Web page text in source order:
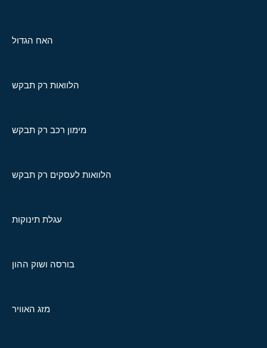
האח הגדול
הלוואות רק תבקש
מימון רכב רק תבקש
הלוואות לעסקים רק תבקש
עגלת תינוקות
בורסה ושוק ההון
מזג האוויר